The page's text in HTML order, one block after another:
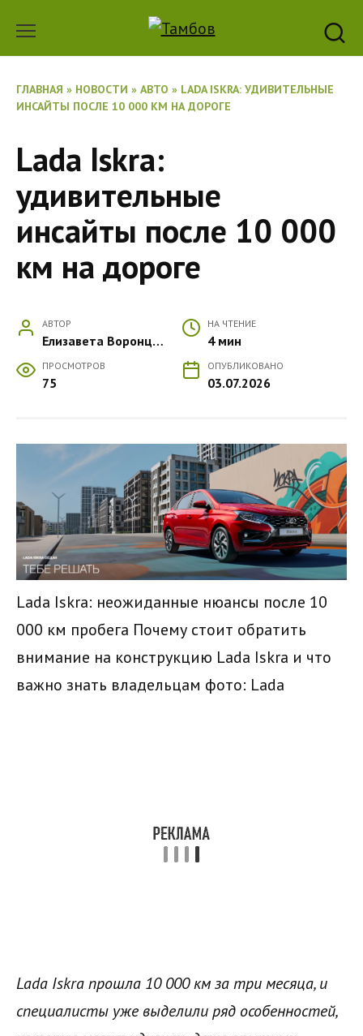
содержанию
ГЛАВНАЯ » НОВОСТИ » АВТО » LADA ISKRA: УДИВИТЕЛЬНЫЕ
ИНСАЙТЫ ПОСЛЕ 10 000 КМ НА ДОРОГЕ
Lada Iskra:
удивительные
инсайты после 10 000
км на дороге
АВТОР
Елизавета Воронцова
НА ЧТЕНИЕ
4 мин
ПРОСМОТРОВ
75
ОПУБЛИКОВАНО
03.07.2026
Lada Iskra: неожиданные нюансы после 10
000 км пробега Почему стоит обратить
внимание на конструкцию Lada Iskra и что
важно знать владельцам фото: Lada
Lada Iskra прошла 10 000 км за три месяца, и
специалисты уже выделили ряд особенностей,